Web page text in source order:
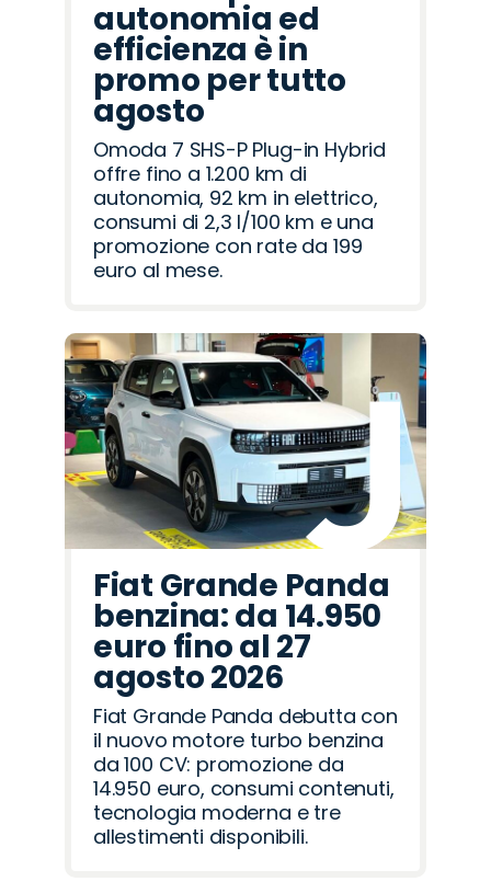
autonomia ed
efficienza è in
promo per tutto
agosto
Omoda 7 SHS-P Plug-in Hybrid
offre fino a 1.200 km di
autonomia, 92 km in elettrico,
consumi di 2,3 l/100 km e una
promozione con rate da 199
euro al mese.
Fiat Grande Panda
benzina: da 14.950
euro fino al 27
agosto 2026
Fiat Grande Panda debutta con
il nuovo motore turbo benzina
da 100 CV: promozione da
14.950 euro, consumi contenuti,
tecnologia moderna e tre
allestimenti disponibili.